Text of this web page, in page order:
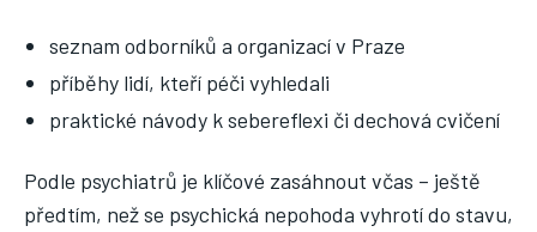
seznam odborníků a organizací v Praze
příběhy lidí, kteří péči vyhledali
praktické návody k sebereflexi či dechová cvičení
Podle psychiatrů je klíčové zasáhnout včas – ještě
předtím, než se psychická nepohoda vyhrotí do stavu,